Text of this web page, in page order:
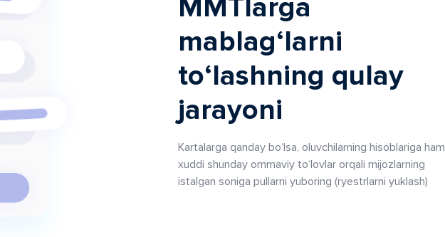
MMTlarga
mablag‘larni
to‘lashning qulay
jarayoni
Kartalarga qanday bo‘lsa, oluvchilarning hisoblariga ham
xuddi shunday ommaviy to‘lovlar orqali mijozlarning
istalgan soniga pullarni yuboring (ryestrlarni yuklash)